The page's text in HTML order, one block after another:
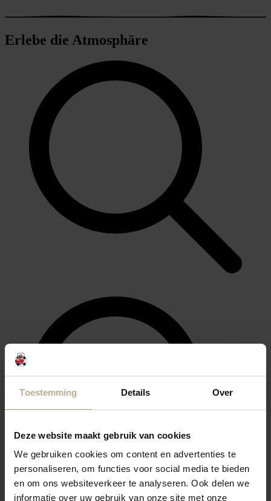
Toestemming Details Over
Deze website maakt gebruik van cookies
We gebruiken cookies om content en advertenties te
personaliseren, om functies voor social media te bieden
en om ons websiteverkeer te analyseren. Ook delen we
informatie over uw gebruik van onze site met onze
Erlebe die Atmosphäre